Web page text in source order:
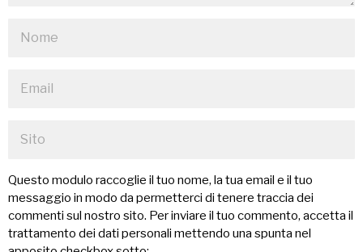
Questo modulo raccoglie il tuo nome, la tua email e il tuo
messaggio in modo da permetterci di tenere traccia dei
commenti sul nostro sito. Per inviare il tuo commento, accetta il
trattamento dei dati personali mettendo una spunta nel